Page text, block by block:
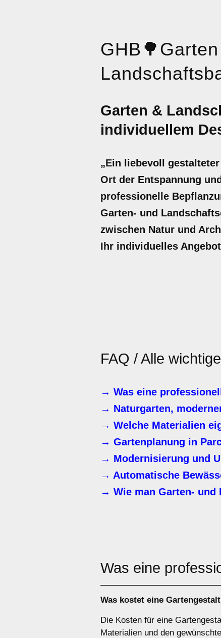
GHB 🌳
Garten &
individuellem
„Ein liebevoll
Ort der Entspannung
professionelle
Garten- und
zwischen Natur und
Ihr individuelles
FAQ / Alle
→ Was eine
→ Naturgarten,
→ Welche Materialien
→ Gartenplanung in
→ Modernisierung und
→ Automatische
→ Wie man Garten- und
Was eine
Was kostet eine
Die Kosten für eine
Materialien und den